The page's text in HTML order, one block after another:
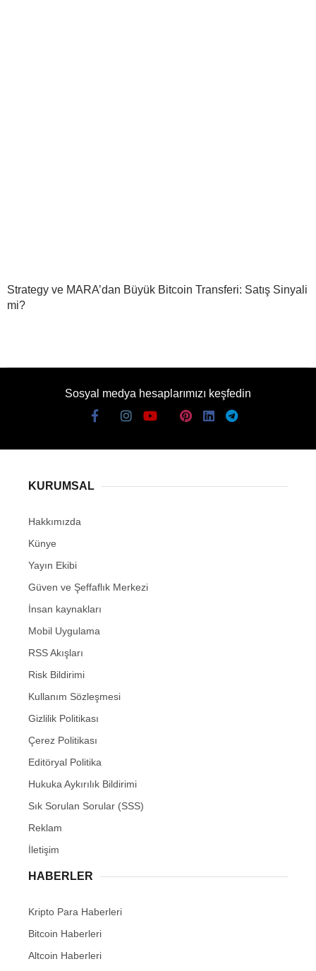
Strategy ve MARA’dan Büyük Bitcoin Transferi: Satış Sinyali
mi?
Sosyal medya hesaplarımızı keşfedin
KURUMSAL
Hakkımızda
Künye
Yayın Ekibi
Güven ve Şeffaflık Merkezi
İnsan kaynakları
Mobil Uygulama
RSS Akışları
Risk Bildirimi
Kullanım Sözleşmesi
Gizlilik Politikası
Çerez Politikası
Editöryal Politika
Hukuka Aykırılık Bildirimi
Sık Sorulan Sorular (SSS)
Reklam
İletişim
HABERLER
Kripto Para Haberleri
Bitcoin Haberleri
Altcoin Haberleri